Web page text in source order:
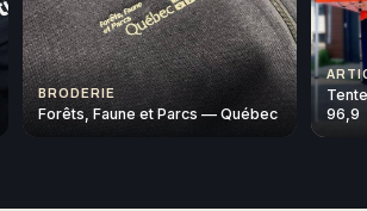
BRODERIE
Forêts, Faune et Parcs — Québec
96,9